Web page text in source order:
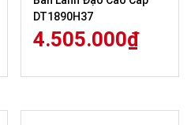
DT1890H37
4.505.000₫